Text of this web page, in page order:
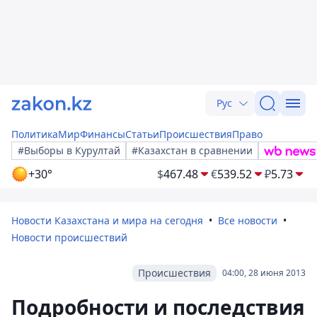
Рус
ПолитикаМирФинансыСтатьиПроисшествияПраво
#Выборы в Курултай
#Казахстан в сравнении
+30° $467.48 €539.52 ₽5.73
Новости Казахстана и мира на сегодня
Все новости
Новости происшествий
04:00, 28 июня 2013
Происшествия
Подробности и последствия